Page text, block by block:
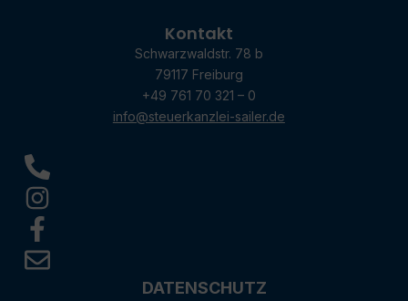
Kontakt
Schwarzwaldstr. 78 b
79117 Freiburg
+49 761 70 321 – 0
info@steuerkanzlei-sailer.de
DATENSCHUTZ